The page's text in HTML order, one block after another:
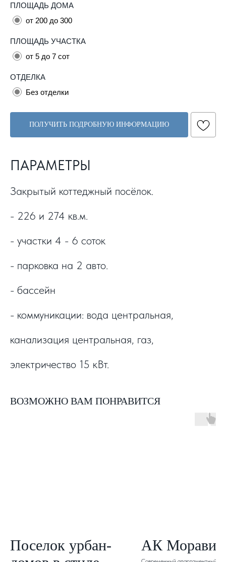
ПЛОЩАДЬ ДОМА
от 200 до 300
ПЛОЩАДЬ УЧАСТКА
от 5 до 7 сот
ОТДЕЛКА
Без отделки
ПОЛУЧИТЬ ПОДРОБНУЮ ИНФОРМАЦИЮ
ПАРАМЕТРЫ
Закрытый коттеджный посёлок.
- 226 и 274 кв.м.
- участки 4 - 6 соток
- парковка на 2 авто.
- бассейн
- коммуникации: вода центральная,
канализация центральная, газ,
электричество 15 кВт.
ВОЗМОЖНО ВАМ ПОНРАВИТСЯ
Поселок урбан-
АК Моравия